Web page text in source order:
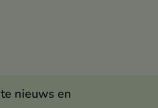
nieuws en